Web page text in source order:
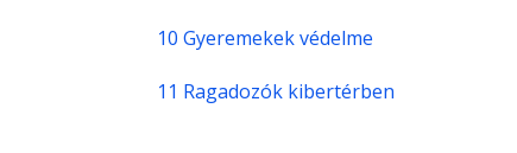
10 Gyeremekek védelme
11 Ragadozók kibertérben